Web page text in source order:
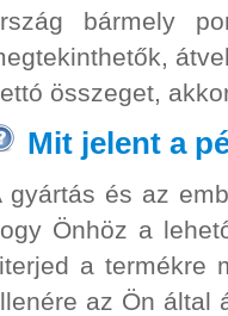
bármely
összeget,
Mit jelent a
gyártás és az
Önhöz a
a termékre
az Ön által